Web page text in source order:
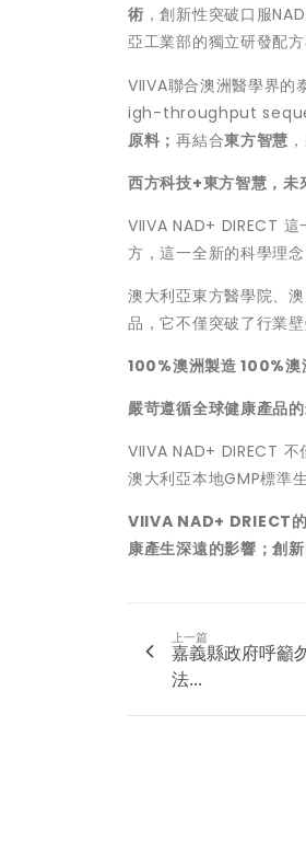
術 ，創新性突破口服
亞工業部的獨立研發配方
VIIVA聯合澳洲醫學界的
igh-throughput
原料；再結合東方智慧
西方科技+東方智慧，未
VIIVA NAD+ DIRECT
方，這一全新的科學理
澳大利亞東方醫學院、
品，它不僅突破了行業
100%澳洲製造 100%澳
嚴苛遵循全球健康產品
VIIVA NAD+ DIRECT
澳大利亞本地GMP標準
VIIVA NAD+ DRIECT
康產生深遠的影響；創
上一篇
嘉義縣政府呼籲
法...